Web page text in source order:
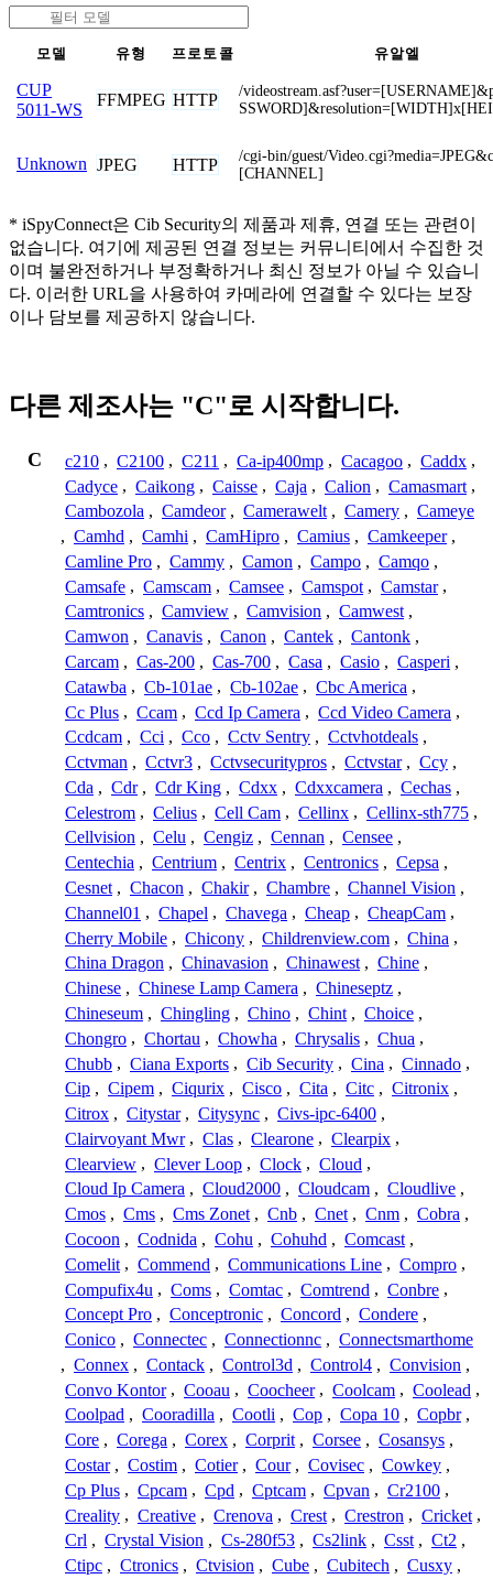
모델 유형 프로토콜 유알엘
CUP
5011-WS
FFMPEG HTTP
/
Unknown JPEG HTTP
/cgi-bin/guest/
[CHANNEL]
* iSpyConnect은 Cib Security의 제품과 제휴, 연결 또는 관련이
없습니다. 여기에 제공된 연결 정보는 커뮤니티에서 수집한 것
이며 불완전하거나 부정확하거나 최신 정보가 아닐 수 있습니
다. 이러한 URL을 사용하여 카메라에 연결할 수 있다는 보장
이나 담보를 제공하지 않습니다.
다른 제조사는 "C"로 시작합니다.
C c210 , C2100 , C211 , Ca-ip400mp , Cacagoo , Caddx ,
Cadyce , Caikong , Caisse , Caja , Calion , Camasmart ,
Cambozola , Camdeor , Camerawelt , Camery , Cameye
, Camhd , Camhi , CamHipro , Camius , Camkeeper ,
Camline Pro , Cammy , Camon , Campo , Camqo ,
Camsafe , Camscam , Camsee , Camspot , Camstar ,
Camtronics , Camview , Camvision , Camwest ,
Camwon , Canavis , Canon , Cantek , Cantonk ,
Carcam , Cas-200 , Cas-700 , Casa , Casio , Casperi ,
Catawba , Cb-101ae , Cb-102ae , Cbc America ,
Cc Plus , Ccam , Ccd Ip Camera , Ccd Video Camera ,
Ccdcam , Cci , Cco , Cctv Sentry , Cctvhotdeals ,
Cctvman , Cctvr3 , Cctvsecuritypros , Cctvstar , Ccy ,
Cda , Cdr , Cdr King , Cdxx , Cdxxcamera , Cechas ,
Celestrom , Celius , Cell Cam , Cellinx , Cellinx-sth775 ,
Cellvision , Celu , Cengiz , Cennan , Censee ,
Centechia , Centrium , Centrix , Centronics , Cepsa ,
Cesnet , Chacon , Chakir , Chambre , Channel Vision ,
Channel01 , Chapel , Chavega , Cheap , CheapCam ,
Cherry Mobile , Chicony , Childrenview.com , China ,
China Dragon , Chinavasion , Chinawest , Chine ,
Chinese , Chinese Lamp Camera , Chineseptz ,
Chineseum , Chingling , Chino , Chint , Choice ,
Chongro , Chortau , Chowha , Chrysalis , Chua ,
Chubb , Ciana Exports , Cib Security , Cina , Cinnado ,
Cip , Cipem , Ciqurix , Cisco , Cita , Citc , Citronix ,
Citrox , Citystar , Citysync , Civs-ipc-6400 ,
Clairvoyant Mwr , Clas , Clearone , Clearpix ,
Clearview , Clever Loop , Clock , Cloud ,
Cloud Ip Camera , Cloud2000 , Cloudcam , Cloudlive ,
Cmos , Cms , Cms Zonet , Cnb , Cnet , Cnm , Cobra ,
Cocoon , Codnida , Cohu , Cohuhd , Comcast ,
Comelit , Commend , Communications Line , Compro ,
Compufix4u , Coms , Comtac , Comtrend , Conbre ,
Concept Pro , Conceptronic , Concord , Condere ,
Conico , Connectec , Connectionnc , Connectsmarthome
, Connex , Contack , Control3d , Control4 , Convision ,
Convo Kontor , Cooau , Coocheer , Coolcam , Coolead ,
Coolpad , Cooradilla , Cootli , Cop , Copa 10 , Copbr ,
Core , Corega , Corex , Corprit , Corsee , Cosansys ,
Costar , Costim , Cotier , Cour , Covisec , Cowkey ,
Cp Plus , Cpcam , Cpd , Cptcam , Cpvan , Cr2100 ,
Creality , Creative , Crenova , Crest , Crestron , Cricket ,
Crl , Crystal Vision , Cs-280f53 , Cs2link , Csst , Ct2 ,
Ctipc , Ctronics , Ctvision , Cube , Cubitech , Cusxy ,